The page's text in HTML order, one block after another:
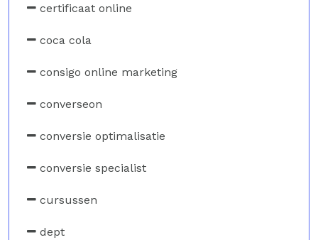
certificaat online
coca cola
consigo online marketing
converseon
conversie optimalisatie
conversie specialist
cursussen
dept